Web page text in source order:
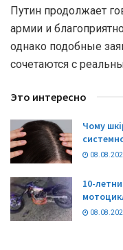
Путин продолжает
армии и
однако подобные
сочетаются с
Это интересно
Чому
10-